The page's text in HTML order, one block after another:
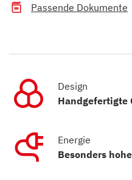
Passende Dokumente
Design
Handgefertigte
Energie
Besonders